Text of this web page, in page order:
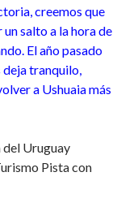
creemos que
salto a la hora de
El año pasado
deja tranquilo,
a Ushuaia más
del Uruguay
Pista con